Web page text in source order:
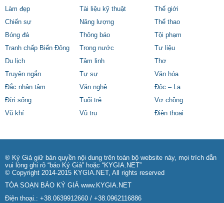
Làm đẹp
Tài liệu kỹ thuật
Thế giới
Chiến sự
Năng lượng
Thể thao
Bóng đá
Thông báo
Tội phạm
Tranh chấp Biển Đông
Trong nước
Tư liệu
Du lịch
Tâm linh
Thơ
Truyện ngắn
Tự sự
Văn hóa
Đắc nhân tâm
Văn nghệ
Độc – Lạ
Đời sống
Tuổi trẻ
Vợ chồng
Vũ khí
Vũ trụ Điện thoại
® Ký Giả giữ bản quyền nội dung trên toàn bộ website này, mọi trích dẫn
vui lòng ghi rõ “báo Ký Giả” hoặc “KYGIA.NET”
© Copyright 2014-2015 KYGIA.NET, All rights reserved
TÒA SOẠN BÁO KÝ GIẢ www.KYGIA.NET
Điện thoại.: +38.0639912660 / +38.0962116886